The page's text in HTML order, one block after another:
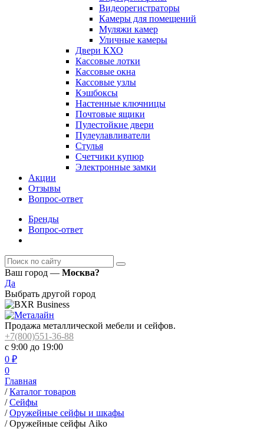
Видеорегистраторы
Камеры для помещений
Муляжи камер
Уличные камеры
Двери КХО
Кассовые лотки
Кассовые окна
Кассовые узлы
Кэшбоксы
Настенные ключницы
Почтовые ящики
Пулестойкие двери
Пулеулавливатели
Стулья
Счетчики купюр
Электронные замки
Акции
Отзывы
Вопрос-ответ
Бренды
Вопрос-ответ
Ваш город — Москва?
Да
Выбрать другой город
Продажа металлической мебели и сейфов.
+7(800)551-36-88
с 9:00 до 19:00
0 ₽
0
Главная
/ Каталог товаров
/ Сейфы
/ Оружейные сейфы и шкафы
/ Оружейные сейфы Aiko